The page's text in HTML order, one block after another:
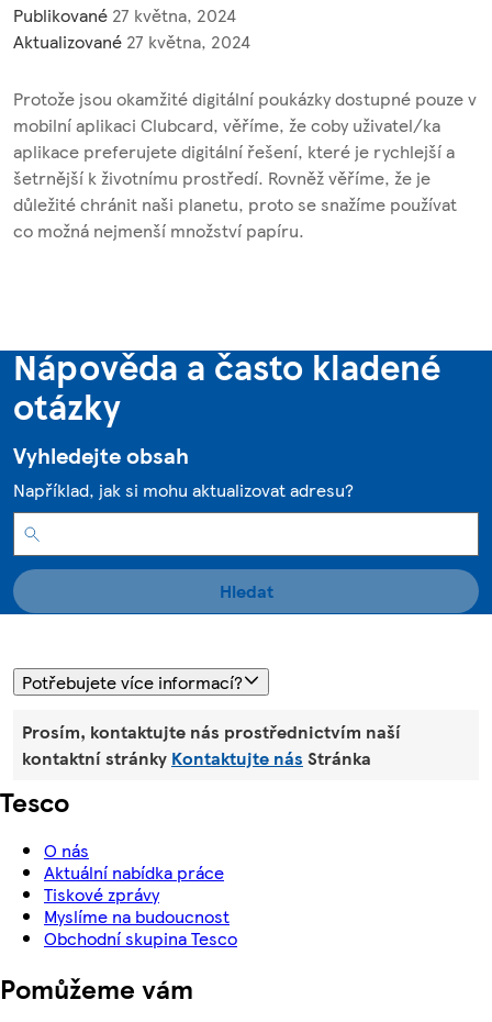
Publikované 27 května, 2024
Aktualizované 27 května, 2024
Protože jsou okamžité digitální poukázky dostupné pouze v
mobilní aplikaci Clubcard, věříme, že coby uživatel/ka
aplikace preferujete digitální řešení, které je rychlejší a
šetrnější k životnímu prostředí. Rovněž věříme, že je
důležité chránit naši planetu, proto se snažíme používat
co možná nejmenší množství papíru.
Nápověda a často kladené
otázky
Vyhledejte obsah
Například, jak si mohu aktualizovat adresu?
Hledat
Potřebujete více informací?
Prosím, kontaktujte nás prostřednictvím naší
kontaktní stránky Kontaktujte nás Stránka
Tesco
O nás
Aktuální nabídka práce
Tiskové zprávy
Myslíme na budoucnost
Obchodní skupina Tesco
Pomůžeme vám